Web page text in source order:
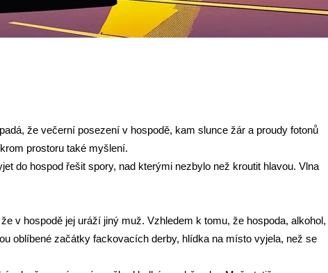
že večerní posezení v hospodě, kam slunce žár a proudy fotonů
prostoru také myšlení.
do hospod řešit spory, nad kterými nezbylo než kroutit hlavou. Vlna
v hospodě jej uráží jiný muž. Vzhledem k tomu, že hospoda, alkohol,
oblíbené začátky fackovacích derby, hlídka na místo vyjela, než se